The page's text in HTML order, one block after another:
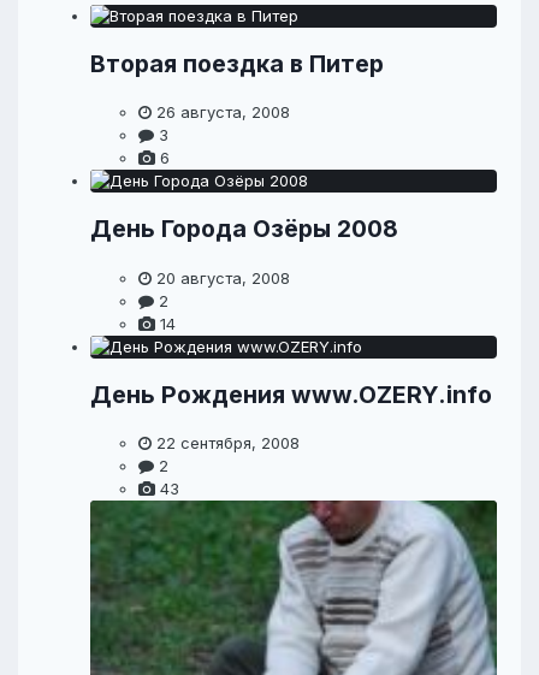
Вторая поездка в Питер
26 августа, 2008
3
6
День Города Озёры 2008
20 августа, 2008
2
14
День Рождения www.OZERY.info
22 сентября, 2008
2
43